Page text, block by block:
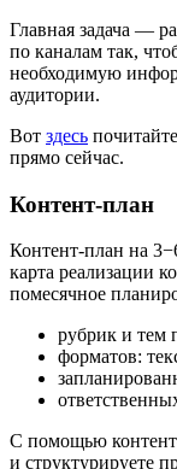
Главная задача —
по каналам так,
необходимую
аудитории.
Вот здесь
прямо сейчас.
Контент-план
Контент-план на
карта реализации
помесячное
рубрик и тем
форматов:
С помощью
и структурируете